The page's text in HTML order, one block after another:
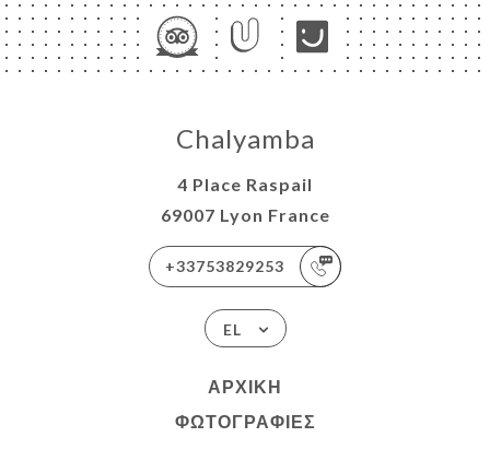
Chalyamba
4 Place Raspail
69007 Lyon France
+33753829253
EL
ΑΡΧΙΚΉ
ΦΩΤΟΓΡΑΦΊΕΣ